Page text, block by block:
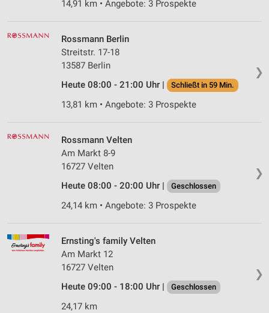
14,91 km • Angebote: 3 Prospekte
❯
Rossmann Berlin
Streitstr. 17-18
13587 Berlin
Heute 08:00 - 21:00 Uhr |
Schließt in 59 Min.
13,81 km • Angebote: 3 Prospekte
❯
Rossmann Velten
Am Markt 8-9
16727 Velten
Heute 08:00 - 20:00 Uhr |
Geschlossen
24,14 km • Angebote: 3 Prospekte
❯
Ernsting's family Velten
Am Markt 12
16727 Velten
Heute 09:00 - 18:00 Uhr |
Geschlossen
24,17 km